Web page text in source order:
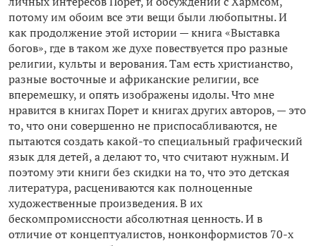
потому им обоим все эти вещи были любопытны. И
как продолжение этой истории — книга «Выставка
богов», где в таком же духе повествуется про разные
религии, культы и верования. Там есть христианство,
разные восточные и африканские религии, все
вперемешку, и опять изображены идолы. Что мне
нравится в книгах Порет и книгах других авторов, — это
то, что они совершенно не приспосабливаются, не
пытаются создать какой-то специальный графический
язык для детей, а делают то, что считают нужным. И
поэтому эти книги без скидки на то, что это детская
литература, расцениваются как полноценные
художественные произведения. В их
бескомпромиссности абсолютная ценность. И в
отличие от концептуалистов, нонконформистов 70-х